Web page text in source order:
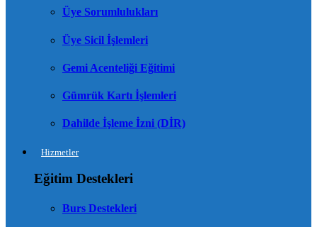
Üye Sorumlulukları
Üye Sicil İşlemleri
Gemi Acenteliği Eğitimi
Gümrük Kartı İşlemleri
Dahilde İşleme İzni (DİR)
Hizmetler
Eğitim Destekleri
Burs Destekleri